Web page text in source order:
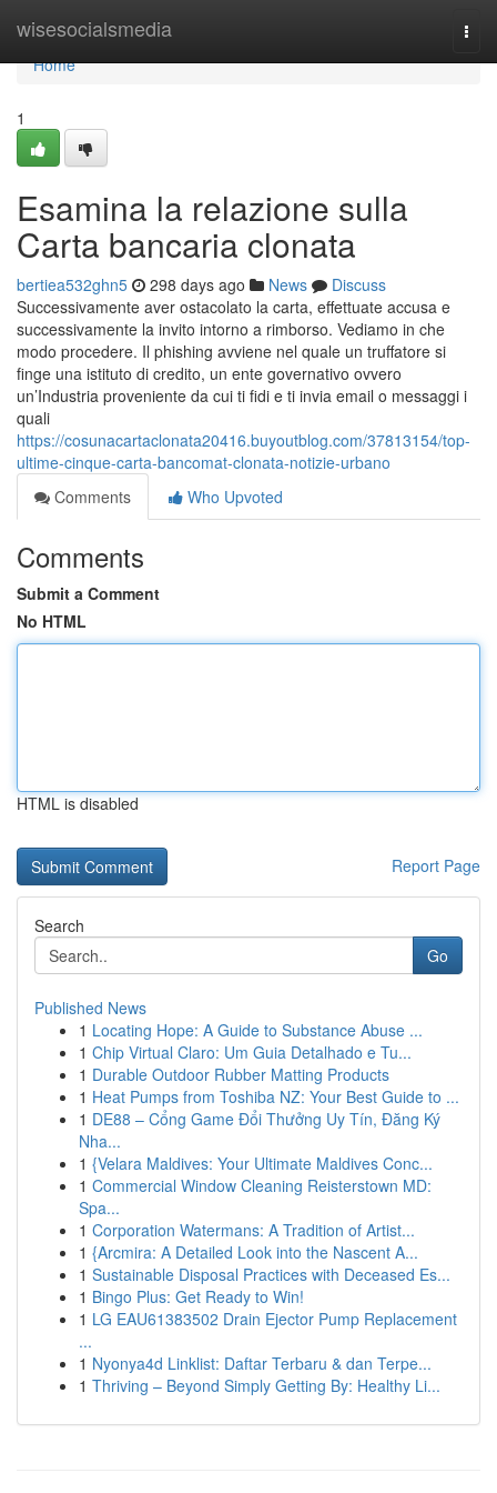
wisesocialsmedia
Home
Home
1
Esamina la relazione sulla
Carta bancaria clonata
bertiea532ghn5 298 days ago News
Discuss
Successivamente aver ostacolato la carta, effettuate accusa e
successivamente la invito intorno a rimborso. Vediamo in che
modo procedere. Il phishing avviene nel quale un truffatore si
finge una istituto di credito, un ente governativo ovvero
un’Industria proveniente da cui ti fidi e ti invia email o messaggi i
quali
https://cosunacartaclonata20416.buyoutblog.com/37813154/top-
ultime-cinque-carta-bancomat-clonata-notizie-urbano
Comments
Who Upvoted
Comments
Submit a Comment
No HTML
HTML is disabled
Report Page
Search
Go
Published News
1 Locating Hope: A Guide to Substance Abuse ...
1 Chip Virtual Claro: Um Guia Detalhado e Tu...
1 Durable Outdoor Rubber Matting Products
1 Heat Pumps from Toshiba NZ: Your Best Guide to ...
1 DE88 – Cổng Game Đổi Thưởng Uy Tín, Đăng Ký
Nha...
1 {Velara Maldives: Your Ultimate Maldives Conc...
1 Commercial Window Cleaning Reisterstown MD:
Spa...
1 Corporation Watermans: A Tradition of Artist...
1 {Arcmira: A Detailed Look into the Nascent A...
1 Sustainable Disposal Practices with Deceased Es...
1 Bingo Plus: Get Ready to Win!
1 LG EAU61383502 Drain Ejector Pump Replacement
...
1 Nyonya4d Linklist: Daftar Terbaru & dan Terpe...
1 Thriving – Beyond Simply Getting By: Healthy Li...